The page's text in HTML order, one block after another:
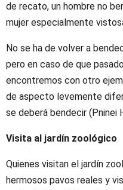
de recato, un hombre no
mujer especialmente
No se ha de volver a
pero en caso de que
encontremos con otro
de aspecto levemente
se deberá bendecir (Pninei
Visita al jardín zoológico
Quienes visitan el jardín
hermosos pavos reales y